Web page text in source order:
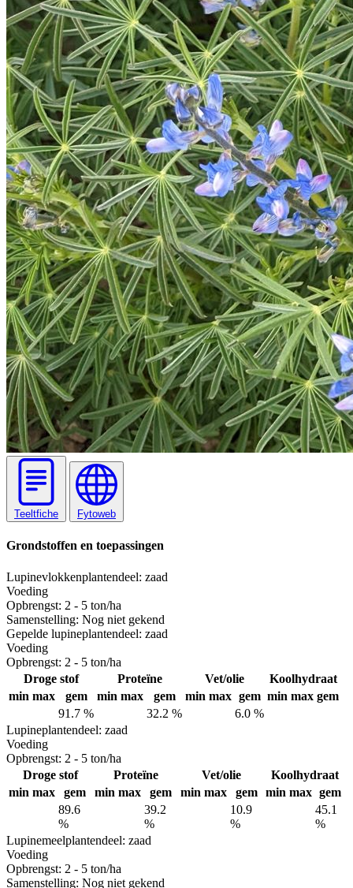
Teeltfiche Fytoweb
Grondstoffen en toepassingen
Lupinevlokkenplantendeel: zaad
Voeding
Opbrengst: 2 - 5 ton/ha
Samenstelling: Nog niet gekend
Gepelde lupineplantendeel: zaad
Voeding
Opbrengst: 2 - 5 ton/ha
Droge stof
Proteïne Vet/olie
Koolhydraat
min max gem min max gem min max gem min max gem
91.7 %
32.2 %
6.0 %
Lupineplantendeel: zaad
Voeding
Opbrengst: 2 - 5 ton/ha
Droge stof
Proteïne Vet/olie
Koolhydraat
min max gem min max gem min max gem min max gem
89.6
%
39.2
%
10.9
%
45.1
%
Lupinemeelplantendeel: zaad
Voeding
Opbrengst: 2 - 5 ton/ha
Samenstelling: Nog niet gekend